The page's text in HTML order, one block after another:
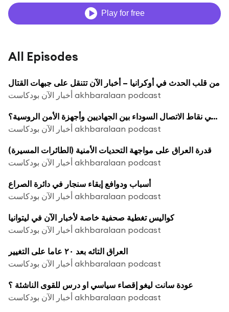
Play for free
All Episodes
من قلب الحدث في أوكرانيا – أخبار الآن تتنقل على جبهات القتال
أخبار الآن بودكاست akhbaralaan podcast
ما هي نقاط الاتصال السوداء بين الجهاديين وأجهزة الأمن الروسية؟
أخبار الآن بودكاست akhbaralaan podcast
قدرة العراق على مواجهة التحديات الأمنية (الطائرات المسيرة)
أخبار الآن بودكاست akhbaralaan podcast
أسباب ودوافع إبقاء سنجار في دائرة الصراع
أخبار الآن بودكاست akhbaralaan podcast
كواليس تغطية صحفية خاصة لأخبار الآن في ليتوانيا
أخبار الآن بودكاست akhbaralaan podcast
العراق التائه بعد ٢٠ عاما على التغيير
أخبار الآن بودكاست akhbaralaan podcast
عودة سانت ليغو إقصاء سياسي او درس للقوى الناشئة ؟
أخبار الآن بودكاست akhbaralaan podcast